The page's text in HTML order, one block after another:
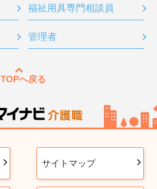
福祉用具専門相談員
管理者
TOPへ戻る
サイトマップ